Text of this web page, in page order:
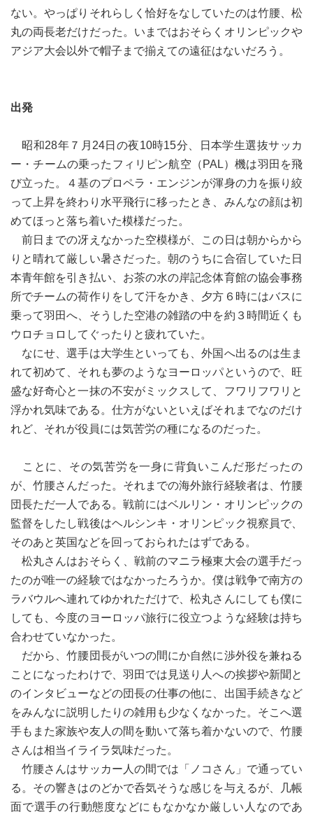
ない。やっぱりそれらしく恰好をなしていたのは竹腰、松
丸の両長老だけだった。いまではおそらくオリンピックや
アジア大会以外で帽子まで揃えての遠征はないだろう。
出発
昭和28年７月24日の夜10時15分、日本学生選抜サッカ
ー・チームの乗ったフィリピン航空（PAL）機は羽田を飛
び立った。４基のプロペラ・エンジンが渾身の力を振り絞
って上昇を終わり水平飛行に移ったとき、みんなの顔は初
めてほっと落ち着いた模様だった。
前日までの冴えなかった空模様が、この日は朝からから
りと晴れて厳しい暑さだった。朝のうちに合宿していた日
本青年館を引き払い、お茶の水の岸記念体育館の協会事務
所でチームの荷作りをして汗をかき、夕方６時にはバスに
乗って羽田へ、そうした空港の雑踏の中を約３時間近くも
ウロチョロしてぐったりと疲れていた。
なにせ、選手は大学生といっても、外国へ出るのは生ま
れて初めて、それも夢のようなヨーロッパというので、旺
盛な好奇心と一抹の不安がミックスして、フワリフワリと
浮かれ気味である。仕方がないといえばそれまでなのだけ
れど、それが役員には気苦労の種になるのだった。
ことに、その気苦労を一身に背負いこんだ形だったの
が、竹腰さんだった。それまでの海外旅行経験者は、竹腰
団長ただ一人である。戦前にはベルリン・オリンピックの
監督をしたし戦後はヘルシンキ・オリンピック視察員で、
そのあと英国などを回っておられたはずである。
松丸さんはおそらく、戦前のマニラ極東大会の選手だっ
たのが唯一の経験ではなかったろうか。僕は戦争で南方の
ラバウルへ連れてゆかれただけで、松丸さんにしても僕に
しても、今度のヨーロッパ旅行に役立つような経験は持ち
合わせていなかった。
だから、竹腰団長がいつの間にか自然に渉外役を兼ねる
ことになったわけで、羽田では見送り人への挨拶や新聞と
のインタビューなどの団長の仕事の他に、出国手続きなど
をみんなに説明したりの雑用も少なくなかった。そこへ選
手もまた家族や友人の間を動いて落ち着かないので、竹腰
さんは相当イライラ気味だった。
竹腰さんはサッカー人の間では「ノコさん」で通ってい
る。その響きはのどかで呑気そうな感じを与えるが、几帳
面で選手の行動態度などにもなかなか厳しい人なのであ